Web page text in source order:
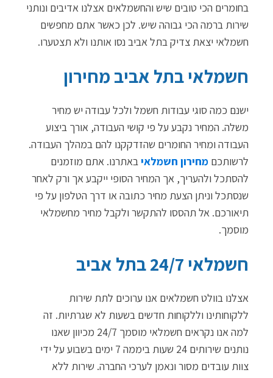
בחומרים הכי טובים שיש והחשמלאים אצלנו אדיבים ונותני
שירות ברמה הכי גבוהה שיש. לכן כאשר אתם מחפשים
חשמלאי יצאת צדיק בתל אביב נסו אותנו ולא תצטערו.
חשמלאי בתל אביב מחירון
ישנם כמה סוגי עבודות חשמל ולכל עבודה יש מחיר
משלה. המחיר נקבע על פי קושי העבודה, אורך ביצוע
העבודה ומחיר החומרים שהזדקקנו להם במהלך העבודה.
לרשותכם מחירון חשמלאיבאתרנו. אתם מוזמנים
להסתכל ולהעריך, אך המחיר הסופי ייקבע אך ורק לאחר
שנסתכל וניתן הצעת מחיר כתובה או דרך הטלפון על פי
תיאורכם. אל תהססו להתקשר ולקבל מחיר מחשמלאי
מוסמך.
חשמלאי 24/7 בתל אביב
אצלנו בוולט חשמלאים אנו ערוכים לתת שירות
ללקוחותינו וללקוחות חדשים בשעות לא שגרתיות. זה
למה אנו נקראים חשמלאי מוסמך 24/7 מכיוון שאנו
נותנים שירותים 24 שעות ביממה 7 ימים בשבוע על ידי
צוות עובדים מסור ונאמן לערכי החברה. שירות ללא